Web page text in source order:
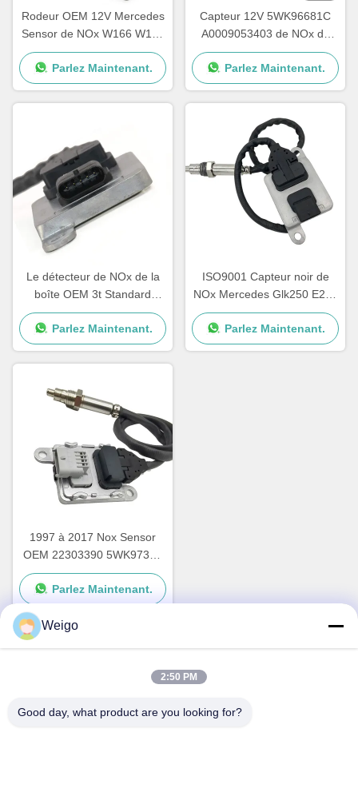
Rodeur OEM 12V Mercedes
Sensor de NOx W166 W172
W205 W221 W212 C300
ML350
Parlez Maintenant.
Capteur 12V 5WK96681C
A0009053403 de NOx de
voiture de Mercedes E400
E350
Parlez Maintenant.
Le détecteur de NOx de la
boîte OEM 3t Standard
Sprinter 12V A0009050008
5WK96681D
Parlez Maintenant.
ISO9001 Capteur noir de
NOx Mercedes Glk250 E250
OEM 5WK96682A
A0009057000
Parlez Maintenant.
1997 à 2017 Nox Sensor
OEM 22303390 5WK97367
pour le VOL XC40 SUV
Parlez Maintenant.
Adresse
Weigo
2:50 PM
Good day, what product are you looking for?